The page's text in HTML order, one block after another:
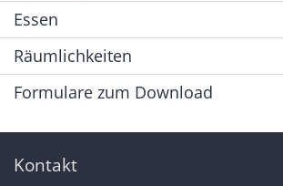
Essen
Räumlichkeiten
Formulare zum Download
Kontakt